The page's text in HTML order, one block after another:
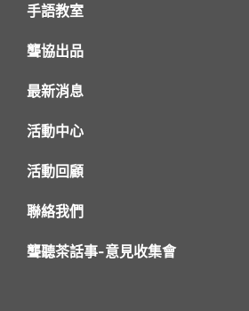
手語教室
聾協出品
最新消息
活動中心
活動回顧
聯絡我們
聾聽茶話事-意見收集會